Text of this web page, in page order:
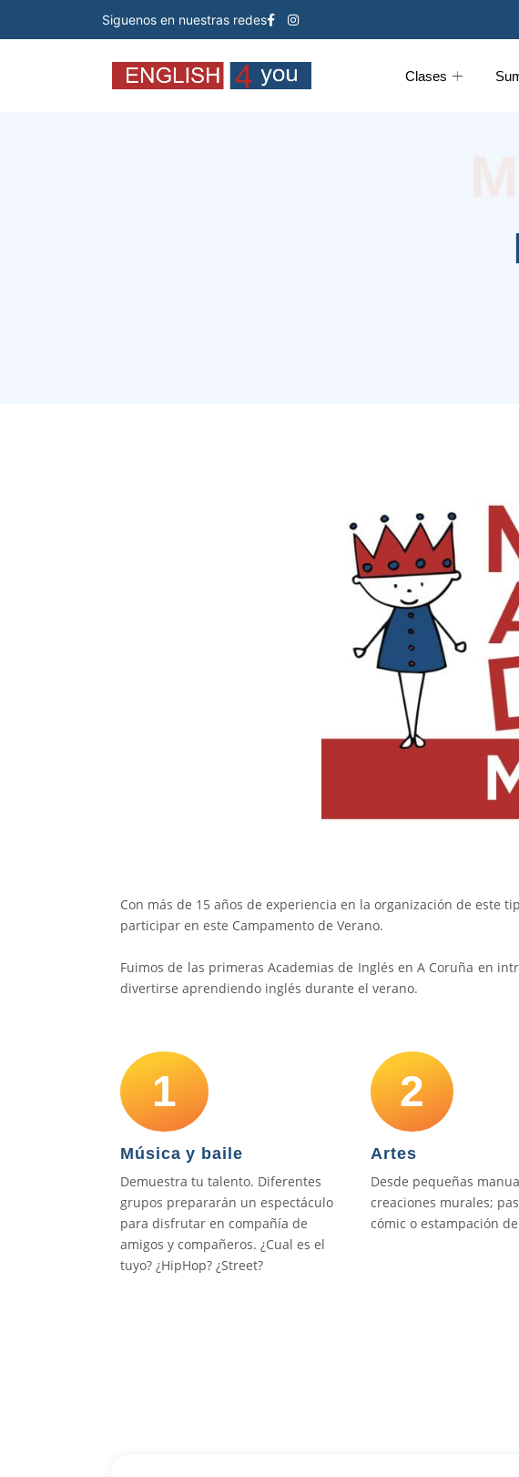
Siguenos en nuestras redes
Clases
Con más de 15 años de experiencia en la organización de este
participar en este Campamento de Verano.
Fuimos de las primeras Academias de Inglés en A Coruña en
divertirse aprendiendo inglés durante el verano.
1
Música y baile
Demuestra tu talento. Diferentes
grupos prepararán un espectáculo
para disfrutar en compañía de
amigos y compañeros. ¿Cual es el
tuyo? ¿HipHop? ¿Street?
2
Artes
Desde pequeñas
creaciones murales;
cómic o estampación